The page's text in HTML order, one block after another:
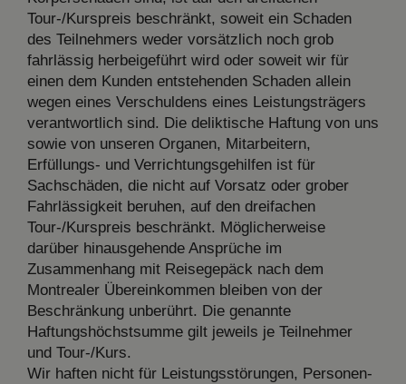
Tour-/Kurspreis beschränkt, soweit ein Schaden
des Teilnehmers weder vorsätzlich noch grob
fahrlässig herbeigeführt wird oder soweit wir für
einen dem Kunden entstehenden Schaden allein
wegen eines Verschuldens eines Leistungsträgers
verantwortlich sind. Die deliktische Haftung von uns
sowie von unseren Organen, Mitarbeitern,
Erfüllungs- und Verrichtungsgehilfen ist für
Sachschäden, die nicht auf Vorsatz oder grober
Fahrlässigkeit beruhen, auf den dreifachen
Tour-/Kurspreis beschränkt. Möglicherweise
darüber hinausgehende Ansprüche im
Zusammenhang mit Reisegepäck nach dem
Montrealer Übereinkommen bleiben von der
Beschränkung unberührt. Die genannte
Haftungshöchstsumme gilt jeweils je Teilnehmer
und Tour-/Kurs.
Wir haften nicht für Leistungsstörungen, Personen-